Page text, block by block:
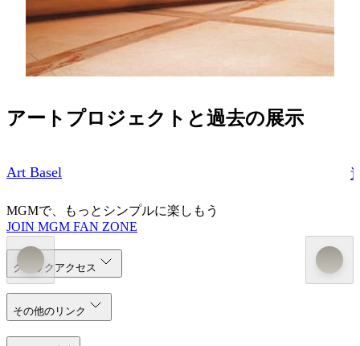
とに努めています。誇り高き文化的アイデンティティ
をもって、その活動に取り組んでいます。
詳しく見る
アートプロジェクトと過去の展示
Art Basel
MGMで、もっとシンプルに楽しもう
JOIN MGM FAN ZONE
クイックアクセス
その他のリンク